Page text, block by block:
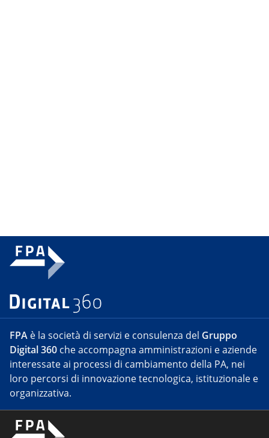
FPA è la società di servizi e consulenza del Gruppo
Digital 360 che accompagna amministrazioni e aziende
interessate ai processi di cambiamento della PA, nei
loro percorsi di innovazione tecnologica, istituzionale e
organizzativa.